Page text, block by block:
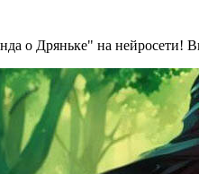
о Дряньке" на нейросети!